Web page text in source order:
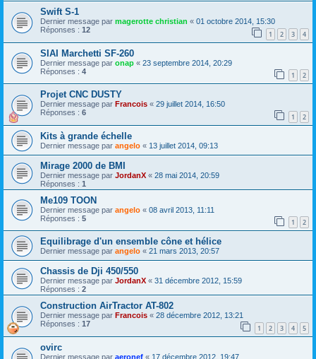
Swift S-1
Dernier message par magerotte christian « 01 octobre 2014, 15:30
Réponses : 12 1 2 3 4
SIAI Marchetti SF-260
Dernier message par onap « 23 septembre 2014, 20:29
Réponses : 4 1 2
Projet CNC DUSTY
Dernier message par Francois « 29 juillet 2014, 16:50
Réponses : 6 1 2
Kits à grande échelle
Dernier message par angelo « 13 juillet 2014, 09:13
Mirage 2000 de BMI
Dernier message par JordanX « 28 mai 2014, 20:59
Réponses : 1
Me109 TOON
Dernier message par angelo « 08 avril 2013, 11:11
Réponses : 5 1 2
Equilibrage d'un ensemble cône et hélice
Dernier message par angelo « 21 mars 2013, 20:57
Chassis de Dji 450/550
Dernier message par JordanX « 31 décembre 2012, 15:59
Réponses : 2
Construction AirTractor AT-802
Dernier message par Francois « 28 décembre 2012, 13:21
Réponses : 17 1 2 3 4 5
ovirc
Dernier message par aeronef « 17 décembre 2012, 19:47